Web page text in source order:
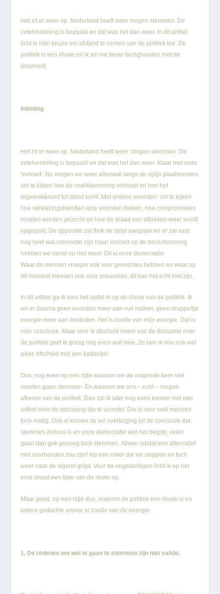
Het zit er weer op. Nederland heeft weer mogen stemmen. De
zetelverdeling is bepaald en dat was het dan weer. In dit artikel
licht ik mijn keuze om afstand te nemen van de politiek toe. De
politiek is een illusie en ik wil me liever bezighouden met de
waarheid.
Inleiding
Het zit er weer op. Nederland heeft weer mogen stemmen. De
zetelverdeling is bepaald en dat was het dan weer. Klaar met onze
'invloed'. Nu mogen we weer allemaal langs de zijlijn plaatsnemen
om te kijken hoe de coalitievorming verloopt en hoe het
regeerakkoord tot stand komt. Met andere woorden: om te kijken
hoe verkiezingsbeloften loze woorden bleken, hoe compromissen
moeten worden gezocht en hoe de draad van afbreken weer wordt
opgepakt. De oppositie zal flink de strijd aangaan en er zal vast
nog heel wat commotie zijn maar invloed op de besluitvorming
hebben we vanaf nu niet meer. Dit is onze democratie.
Waar de mensen vroeger ook voor gevochten hebben en waar op
dit moment mensen ook voor sneuvelen, dit kan het echt niet zijn.
In dit artikel ga ik voor het laatst in op de illusie van de politiek. Ik
wil er daarna geen woorden meer aan vuil maken, geen druppeltje
energie meer aan besteden. Het is zonde van mijn energie. Dat is
mijn conclusie. Maar voor ik afscheid neem van de discussie over
de politiek geef ik graag nog even wat mee. Zo ben ik nou ook wel
weer. Afscheid met een kadootje!
Dus, nog even op een rijtje waarom we de volgende keer niet
moeten gaan stemmen. En waarom we ons – echt – mogen
afkeren van de politiek. Dan zal ik later nog eens komen met een
artikel over de oplossing die ik voorstel. Die is voor veel mensen
toch nodig. Ook al komen ze vol overtuiging tot de conclusie dat
stemmen zinloos is en onze democratie een hol begrip, velen
gaan dan gek genoeg toch stemmen. Alleen omdat een alternatief
niet voorhanden zou zijn! Als een roker die wil stoppen en toch
weer naar de sigaret grijpt. Voor de ongeduldigen licht ik op het
eind alvast een tipje van de sluier op.
Maar goed, op een rijtje dus, waarom de politiek een illusie is en
iedere gedachte erover al zonde van de energie:
1. De redenen om wel te gaan te stemmen zijn niet valide.